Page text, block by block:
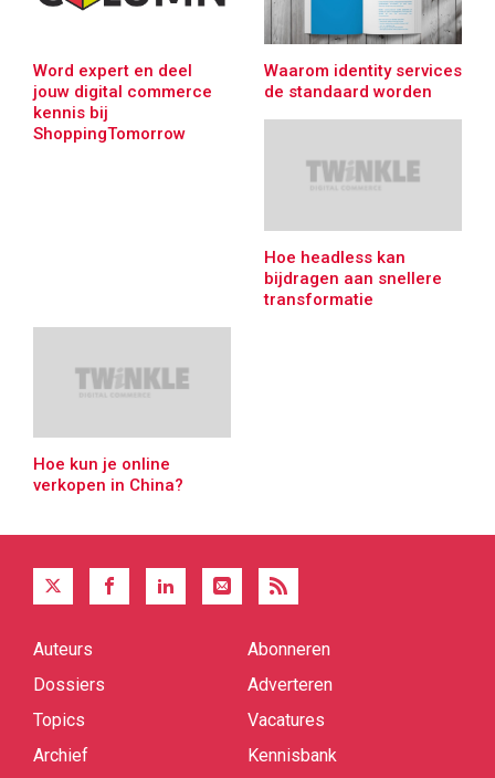
Word expert en deel
jouw digital commerce
kennis bij
ShoppingTomorrow
Waarom identity services
de standaard worden
Hoe headless kan
bijdragen aan snellere
transformatie
Hoe kun je online
verkopen in China?
Quick
Auteurs
Dossiers
Topics
Archief
Abonneren
Adverteren
Vacatures
Kennisbank